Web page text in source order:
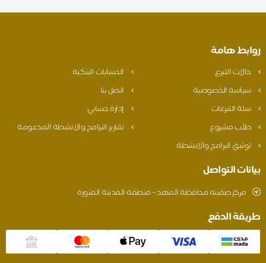
روابط هامة
حالات التبرع
الحسابات البنكية
سياسة الخصوصية
اتصل بنا
سلة التبرعات
إدارة حسابي
طلب مشروع
تقارير البرامج والانشطة المدعومة
توثيق البرامج والانشطة
بيانات التواصل
مركز صفينه محافظة المهد - منطقة المدينة المنورة
طريقة الدفع